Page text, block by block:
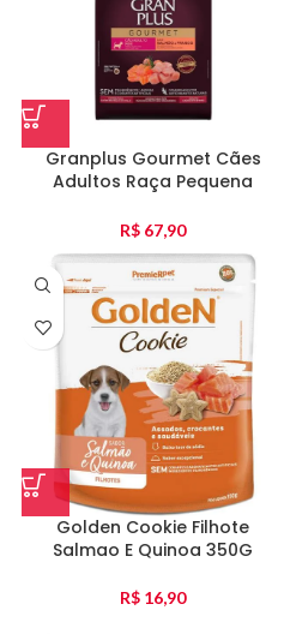
Granplus Gourmet Cães
Adultos Raça Pequena
R$ 67,90
Golden Cookie Filhote
Salmao E Quinoa 350G
R$ 16,90